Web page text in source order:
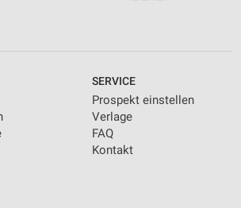
SERVICE
Prospekt einstellen
Verlage
FAQ
Kontakt